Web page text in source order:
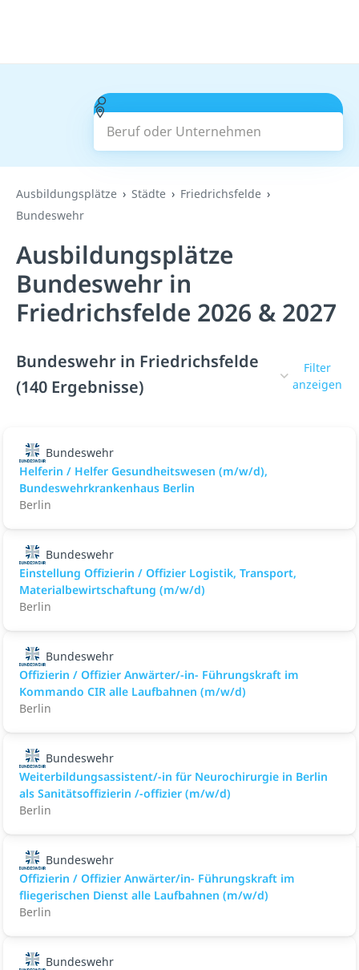
Beruf oder Unternehmen
Suchen
Ausbildungsplätze Städte
Friedrichsfelde
Bundeswehr
Ausbildungsplätze
Bundeswehr in
Friedrichsfelde 2026 & 2027
Bundeswehr in Friedrichsfelde
(140 Ergebnisse)
Filter
anzeigen
Bundeswehr
Helferin / Helfer Gesundheitswesen (m/w/d),
Bundeswehrkrankenhaus Berlin
Berlin
Bundeswehr
Einstellung Offizierin / Offizier Logistik, Transport,
Materialbewirtschaftung (m/w/d)
Berlin
Bundeswehr
Offizierin / Offizier Anwärter/-in- Führungskraft im
Kommando CIR alle Laufbahnen (m/w/d)
Berlin
Bundeswehr
Weiterbildungsassistent/-in für Neurochirurgie in Berlin
als Sanitätsoffizierin /-offizier (m/w/d)
Berlin
Bundeswehr
Offizierin / Offizier Anwärter/in- Führungskraft im
fliegerischen Dienst alle Laufbahnen (m/w/d)
Berlin
Bundeswehr